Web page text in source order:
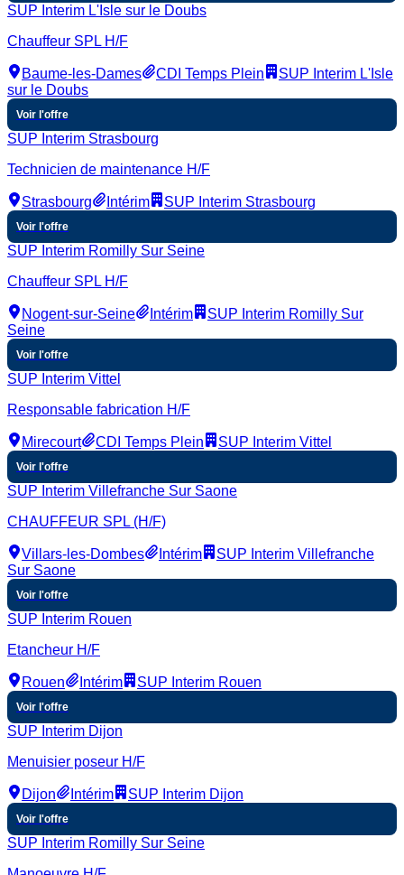
SUP Interim L'Isle sur le Doubs
Chauffeur SPL H/F
Baume-les-Dames CDI Temps Plein
SUP Interim L'Isle
sur le Doubs
Voir l'offre
SUP Interim Strasbourg
Technicien de maintenance H/F
Strasbourg Intérim SUP Interim Strasbourg
Voir l'offre
SUP Interim Romilly Sur Seine
Chauffeur SPL H/F
Nogent-sur-Seine Intérim
SUP Interim Romilly Sur
Seine
Voir l'offre
SUP Interim Vittel
Responsable fabrication H/F
Mirecourt CDI Temps Plein SUP Interim Vittel
Voir l'offre
SUP Interim Villefranche Sur Saone
CHAUFFEUR SPL (H/F)
Villars-les-Dombes Intérim
SUP Interim Villefranche
Sur Saone
Voir l'offre
SUP Interim Rouen
Etancheur H/F
Rouen Intérim SUP Interim Rouen
Voir l'offre
SUP Interim Dijon
Menuisier poseur H/F
Dijon Intérim SUP Interim Dijon
Voir l'offre
SUP Interim Romilly Sur Seine